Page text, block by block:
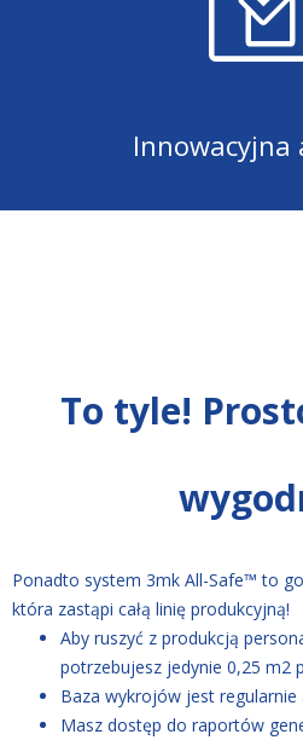
Innowacyjna
To tyle!
Ponadto system 3mk All-Safe™ to
która zastąpi całą linię produkcyjną!
Aby ruszyć z produkcją
potrzebujesz jedynie 0,25 m2
Baza wykrojów jest regularnie
Masz dostęp do raportów